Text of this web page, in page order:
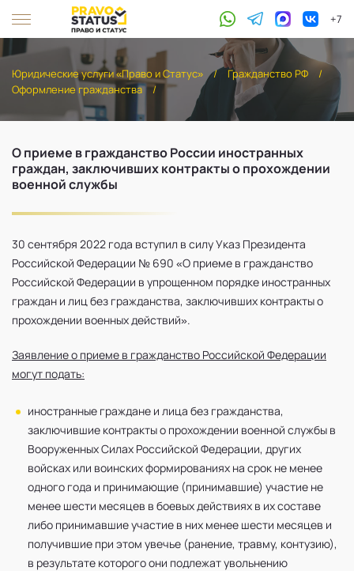
+7
Юридические услуги «Право и Статус» / Гражданство РФ
/
Оформление гражданства
/
О приеме в гражданство России иностранных
граждан, заключивших контракты о прохождении
военной службы
30 сентября 2022 года вступил в силу Указ Президента
Российской Федерации № 690 «О приеме в гражданство
Российской Федерации в упрощенном порядке иностранных
граждан и лиц без гражданства, заключивших контракты о
прохождении военных действий».
Заявление о приеме в гражданство Российской Федерации
могут подать:
иностранные граждане и лица без гражданства,
заключившие контракты о прохождении военной службы в
Вооруженных Силах Российской Федерации, других
войсках или воинских формированиях на срок не менее
одного года и принимающие (принимавшие) участие не
менее шести месяцев в боевых действиях в их составе
либо принимавшие участие в них менее шести месяцев и
получившие при этом увечье (ранение, травму, контузию),
в результате которого они подлежат увольнению